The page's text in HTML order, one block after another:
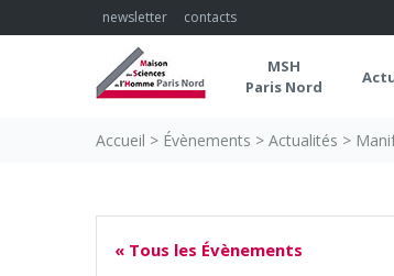
to
newsletter contacts
MSH
Paris Nord
Accueil > Évènements > Actualités >
« Tous les Évènements